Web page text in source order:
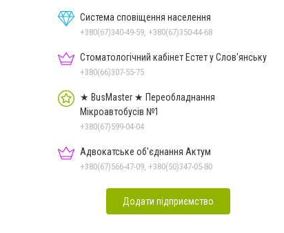
Система сповіщення населення
+380(67)340-49-59, +380(67)350-44-68
Стоматологічний кабінет Естет у Слов'янську
+380(66)307-55-75
★ BusMaster ★ Переобладнання
Мікроавтобусів №1
+380(67)599-04-04
Адвокатське об'єднання Актум
+380(67)566-47-09, +380(50)347-05-80
Додати підприємство